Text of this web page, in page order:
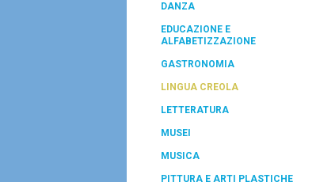
DANZA
EDUCAZIONE E
ALFABETIZZAZIONE
GASTRONOMIA
LINGUA CREOLA
LETTERATURA
MUSEI
MUSICA
PITTURA E ARTI PLASTICHE